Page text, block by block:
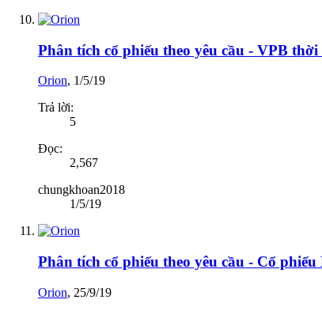
Phân tích cổ phiếu theo yêu cầu - VPB thời
Orion, 1/5/19
Trả lời:
5
Đọc:
2,567
chungkhoan2018
1/5/19
Phân tích cổ phiếu theo yêu cầu - Cổ phiếu
Orion, 25/9/19